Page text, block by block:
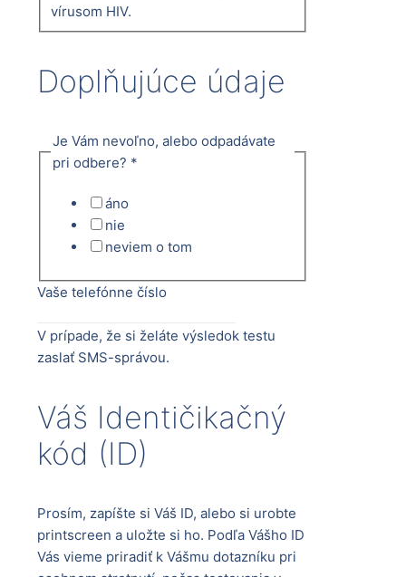
vírusom HIV.
Doplňujúce údaje
Je Vám nevoľno, alebo odpadávate
pri odbere? *
áno
nie
neviem o tom
Vaše telefónne číslo
V prípade, že si želáte výsledok testu
zaslať SMS-správou.
Váš Identičikačný
kód (ID)
Prosím, zapíšte si Váš ID, alebo si urobte
printscreen a uložte si ho. Podľa Vášho ID
Vás vieme priradiť k Vášmu dotazníku pri